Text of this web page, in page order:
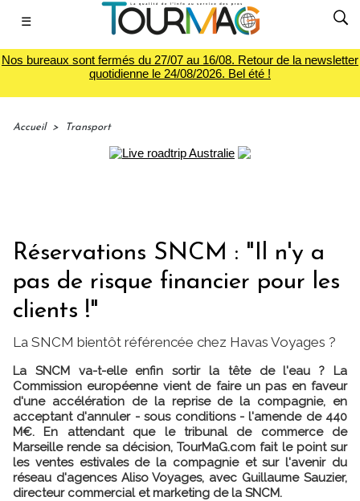
☰
Nos bureaux sont fermés du 27/07 au 16/08. Retour de la newsletter
quotidienne le 24/08/2026. Bel été !
Accueil > Transport
Réservations SNCM : "Il n'y a
pas de risque financier pour les
clients !"
La SNCM bientôt référencée chez Havas Voyages ?
La SNCM va-t-elle enfin sortir la tête de l'eau ? La
Commission européenne vient de faire un pas en faveur
d'une accélération de la reprise de la compagnie, en
acceptant d'annuler - sous conditions - l'amende de 440
M€. En attendant que le tribunal de commerce de
Marseille rende sa décision, TourMaG.com fait le point sur
les ventes estivales de la compagnie et sur l'avenir du
réseau d'agences Aliso Voyages, avec Guillaume Sauzier,
directeur commercial et marketing de la SNCM.